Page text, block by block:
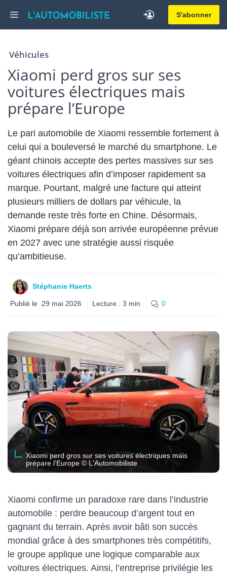
S'abonner
Menu
Véhicules
Xiaomi perd gros sur ses
voitures électriques mais
prépare l’Europe
Le pari automobile de Xiaomi ressemble fortement à
celui qui a bouleversé le marché du smartphone. Le
géant chinois accepte des pertes massives sur ses
voitures électriques afin d’imposer rapidement sa
marque. Pourtant, malgré une facture qui atteint
plusieurs milliers de dollars par véhicule, la
demande reste très forte en Chine. Désormais,
Xiaomi prépare déjà son arrivée européenne prévue
en 2027 avec une stratégie aussi risquée
qu’ambitieuse.
Stéphanie Haerts
Publié le 29 mai 2026 Lecture : 3 min 0
Xiaomi perd gros sur ses voitures électriques mais
prépare l’Europe © L'Automobiliste
Xiaomi confirme un paradoxe rare dans l’industrie
automobile : perdre beaucoup d’argent tout en
gagnant du terrain. Après avoir bâti son succès
mondial grâce à des smartphones très compétitifs,
le groupe applique une logique comparable aux
voitures électriques. Ainsi, l’entreprise privilégie les